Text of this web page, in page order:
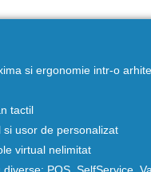
si ergonomie intr-o
tactil
si usor de personalizat
virtual nelimitat